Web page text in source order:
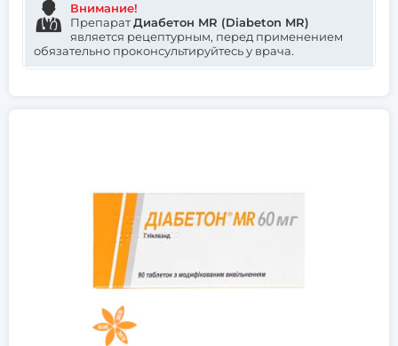
Внимание!
ПрепаратДиабетон MR (Diabeton MR)
является рецептурным, перед применением
обязательно проконсультируйтесь у врача.